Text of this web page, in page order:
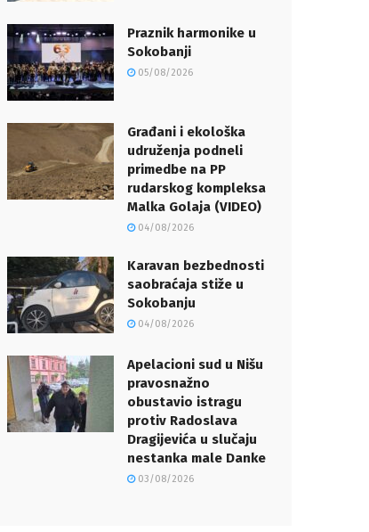
Praznik harmonike u
Sokobanji
05/08/2026
Građani i ekološka
udruženja podneli
primedbe na PP
rudarskog kompleksa
Malka Golaja (VIDEO)
04/08/2026
Karavan bezbednosti
saobraćaja stiže u
Sokobanju
04/08/2026
Apelacioni sud u Nišu
pravosnažno
obustavio istragu
protiv Radoslava
Dragijevića u slučaju
nestanka male Danke
03/08/2026